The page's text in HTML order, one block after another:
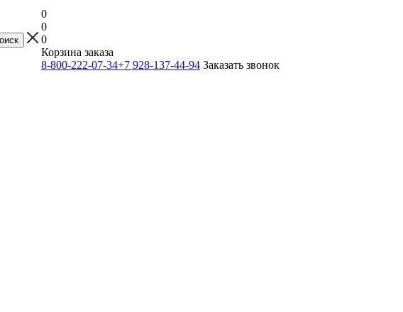
0
0
0
Корзина заказа
8-800-222-07-34+7 928-137-44-94 Заказать звонок